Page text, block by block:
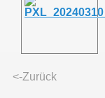
<-Zurück